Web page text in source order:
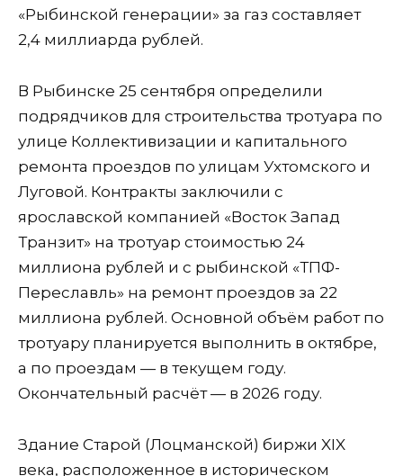
«Рыбинской генерации» за газ составляет
2,4 миллиарда рублей.
В Рыбинске 25 сентября определили
подрядчиков для строительства тротуара по
улице Коллективизации и капитального
ремонта проездов по улицам Ухтомского и
Луговой. Контракты заключили с
ярославской компанией «Восток Запад
Транзит» на тротуар стоимостью 24
миллиона рублей и с рыбинской «ТПФ-
Переславль» на ремонт проездов за 22
миллиона рублей. Основной объём работ по
тротуару планируется выполнить в октябре,
а по проездам — в текущем году.
Окончательный расчёт — в 2026 году.
Здание Старой (Лоцманской) биржи XIX
века, расположенное в историческом